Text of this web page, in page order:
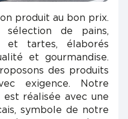
produit au bon prix.
sélection de pains,
et tartes, élaborés
et gourmandise.
des produits
exigence. Notre
réalisée avec une
symbole de notre